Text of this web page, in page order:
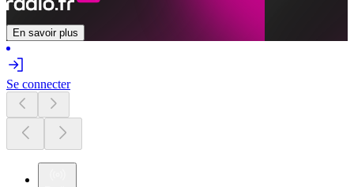
En savoir plus
Se connecter